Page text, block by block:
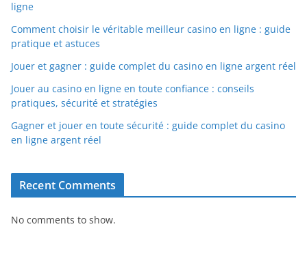
ligne
Comment choisir le véritable meilleur casino en ligne : guide
pratique et astuces
Jouer et gagner : guide complet du casino en ligne argent réel
Jouer au casino en ligne en toute confiance : conseils
pratiques, sécurité et stratégies
Gagner et jouer en toute sécurité : guide complet du casino
en ligne argent réel
Recent Comments
No comments to show.